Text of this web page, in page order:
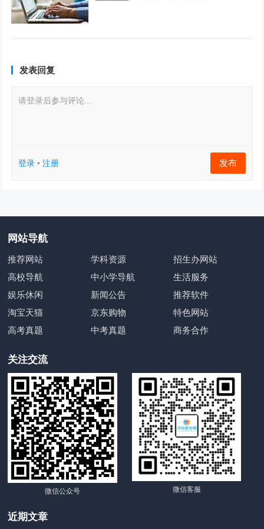
发表回复
请登录后参与评论...
登录 •注册 发布
网站导航
推荐网站 学科资源
招生办网站
高校导航
中小学导航
生活服务
娱乐休闲
新闻公告
推荐软件
淘宝天猫
京东购物
特色网站
高考真题
中考真题 商务合作
关注交流
微信公众号 微信客服
近期文章